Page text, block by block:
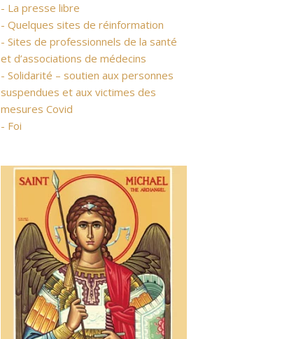
- La presse libre
- Quelques sites de réinformation
- Sites de professionnels de la santé
et d’associations de médecins
- Solidarité – soutien aux personnes
suspendues et aux victimes des
mesures Covid
- Foi